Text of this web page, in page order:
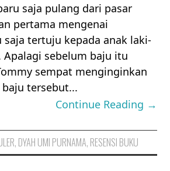
saja pulang dari pasar
pertama mengenai
saja tertuju kepada anak laki-
Apalagi sebelum baju itu
sempat menginginkan
tersebut...
Continue Reading →
, DYAH UMI PURNAMA, RESENSI BUKU